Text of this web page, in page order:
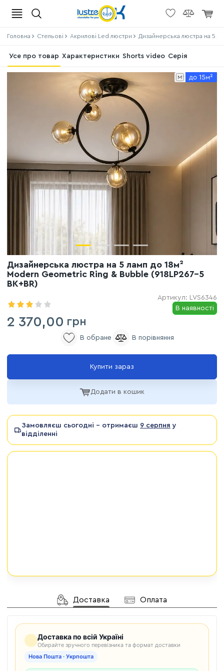
Головна Стельові Акрилові Led люстри Дизайнерська люстра на 5
Усе про товар Характеристики Shorts video Серія
Дизайнерська люстра на 5 ламп до 18м²
Modern Geometric Ring & Bubble (918LP267-5
BK+BR)
Артикул: LVS6346
В наявності
2 370,00 грн
Додати в кошик
Замовляєш сьогодні - отримаєш 9 серпня у
відділенні
Купити зараз
Доставка Оплата
Доставка по всій Україні
Обирайте зручного перевізника та формат доставки
Нова Пошта · Укрпошта